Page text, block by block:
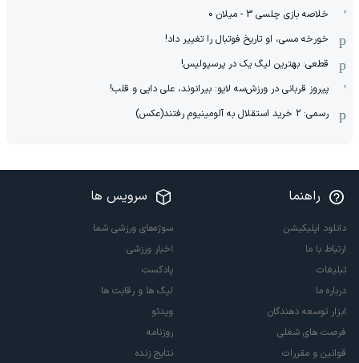
خلاصه بازی چلسی 3 - میلان 0
خورخه مسی، او تاریخ فوتبال را تغییر داد!
قطعی: بهترین لیگ یک در پرسپولیس!
پیروز قربانی در ورزش‌سه لایو: بیرانوند، علی دایی و قلب!
رسمی: 2 خرید استقلال به آلومینیوم رفتند(عکس)
راهنما
دانلود اپلیکیشن
ارتباط با ما
تبلیغات
درباره ما
ابزار توسعه دهندگان
فرصت های شغلی
قوانین و مقررات
سرویس ها
سوژه‌های ورزشی شما
اخبار ورزشی
پادکست
لیگ ها و رقابت ها
ویدئو
روزنامه
نتایج زنده